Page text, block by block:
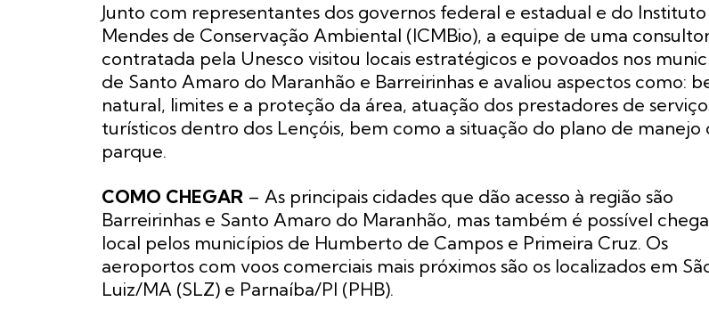
Junto com representantes dos governos federal e estadual e do
Mendes de Conservação Ambiental (ICMBio), a equipe de uma
contratada pela Unesco visitou locais estratégicos e povoados nos
de Santo Amaro do Maranhão e Barreirinhas e avaliou aspectos como:
natural, limites e a proteção da área, atuação dos prestadores de
turísticos dentro dos Lençóis, bem como a situação do plano de manejo
parque.
COMO CHEGAR – As principais cidades que dão acesso à região são
Barreirinhas e Santo Amaro do Maranhão, mas também é possível
local pelos municípios de Humberto de Campos e Primeira Cruz. Os
aeroportos com voos comerciais mais próximos são os localizados em
Luiz/MA (SLZ) e Parnaíba/PI (PHB).